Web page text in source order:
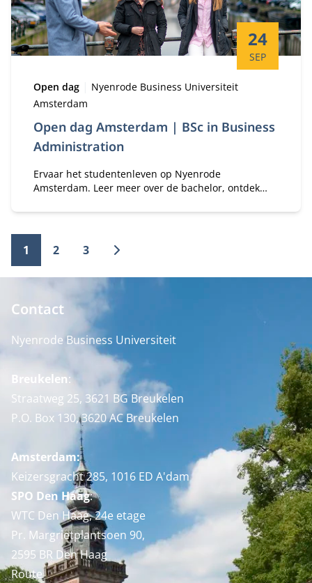
Open dag Amsterdam | BSc in Business
Administration
Startdatum:
24
SEP
Type:
Open dag Locatie:
Nyenrode Business Universiteit
Amsterdam
Ervaar het studentenleven op Nyenrode
Amsterdam. Leer meer over de bachelor, ontdek
begeleiders die je graag alles vertellen.
1 2 3
Contact
Nyenrode Business Universiteit
Breukelen:
Straatweg 25, 3621 BG Breukelen
P.O. Box 130, 3620 AC Breukelen
Amsterdam:
Keizersgracht 285, 1016 ED A'dam
SPO Den Haag:
WTC Den Haag, 24e etage
Pr. Margrietplantsoen 90,
2595 BR Den Haag
Route